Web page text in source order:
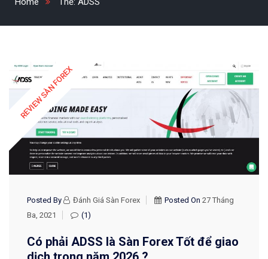
REVIEW SÀN FOREX
Posted By Đánh Giá Sàn Forex Posted On 27 Tháng
Ba, 2021
(1)
Có phải ADSS là Sàn Forex Tốt để giao